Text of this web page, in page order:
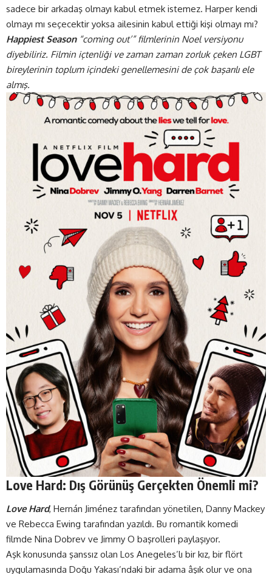
sadece bir arkadaş olmayı kabul etmek istemez. Harper kendi
olmayı mı seçecektir yoksa ailesinin kabul ettiği kişi olmayı mı?
Happiest Season“coming out’” filmlerinin Noel versiyonu
diyebiliriz. Filmin içtenliği ve zaman zaman zorluk çeken LGBT
bireylerinin toplum içindeki genellemesini de çok başarılı ele
almış.
Love Hard: Dış Görünüş Gerçekten Önemli mi?
Love Hard, Hernán Jiménez tarafından yönetilen, Danny Mackey
ve Rebecca Ewing tarafından yazıldı. Bu romantik komedi
filmde Nina Dobrev ve Jimmy O başrolleri paylaşıyor.
Aşk konusunda şanssız olan Los Anegeles’lı bir kız, bir flört
uygulamasında Doğu Yakası’ndaki bir adama âşık olur ve ona